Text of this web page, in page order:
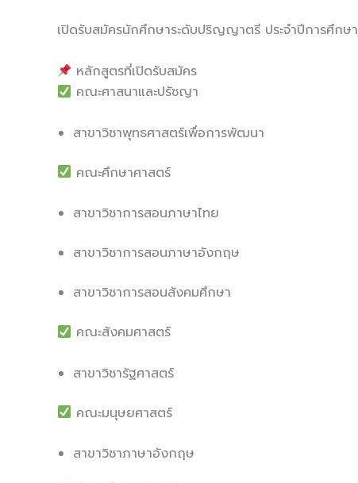
เปิดรับสมัครนักศึกษาระดับปริญญาตรี ประจำปีการศึกษา
หลักสูตรที่เปิดรับสมัคร
คณะศาสนาและปรัชญา
สาขาวิชาพุทธศาสตร์เพื่อการพัฒนา
คณะศึกษาศาสตร์
สาขาวิชาการสอนภาษาไทย
สาขาวิชาการสอนภาษาอังกฤษ
สาขาวิชาการสอนสังคมศึกษา
คณะสังคมศาสตร์
สาขาวิชารัฐศาสตร์
คณะมนุษยศาสตร์
สาขาวิชาภาษาอังกฤษ